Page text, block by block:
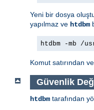
Yeni bir dosya
yapılmaz ve htdbm
htdbm -mb /
Komut satırından
Güvenlik
htdbm tarafından